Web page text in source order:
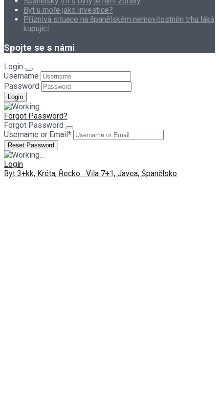
Byt u moře jako investice?
Příznivá situace na španělském nemovitostním trhu láká
kupující
Spojte se s námi
Login
Username
Password
Forgot Password?
Forgot Password
Username or Email *
Login
Byt 3+kk, Kréta, Řecko
Vila 7+1, Javea, Španělsko